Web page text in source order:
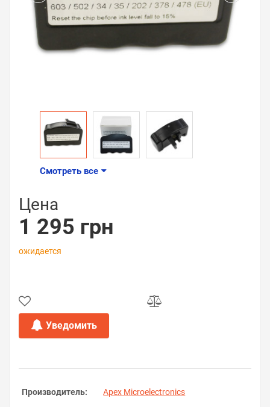
Смотреть все
Цена
1 295 грн
ожидается
Уведомить
Производитель: Apex Microelectronics